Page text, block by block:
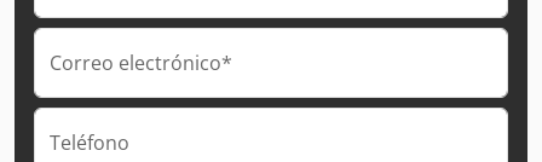
Correo electrónico*
Teléfono